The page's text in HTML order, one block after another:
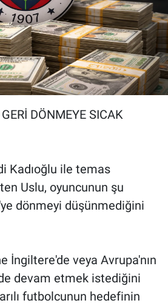
DÖNMEYE SICAK
Kadıoğlu ile temas
Uslu, oyuncunun şu
dönmeyi düşünmediğini
İngiltere'de veya Avrupa'nın
devam etmek istediğini
futbolcunun hedefinin